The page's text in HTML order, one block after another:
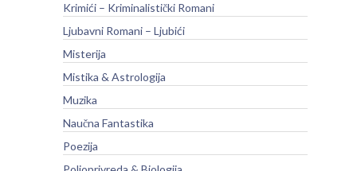
Krimići – Kriminalistički Romani
Ljubavni Romani – Ljubići
Misterija
Mistika & Astrologija
Muzika
Naučna Fantastika
Poezija